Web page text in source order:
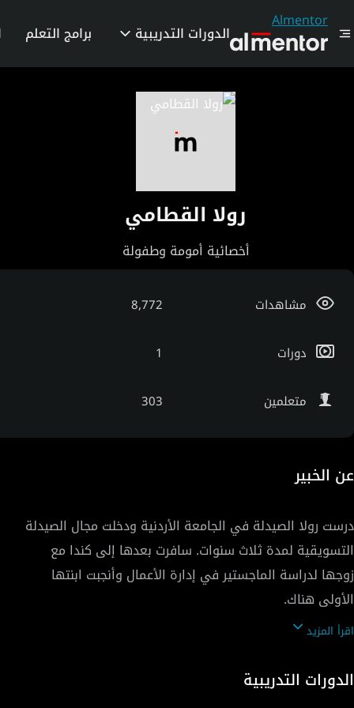
Almentor
الدورات التدريبية برامج التعلم
رولا القطامي
أخصائية أمومة وطفولة
مشاهدات 8,772
دورات 1
متعلمين 303
عن الخبير
درست رولا الصيدلة في الجامعة الأردنية ودخلت مجال الصيدلة
التسويقية لمدة ثلاث سنوات. سافرت بعدها إلى كندا مع
زوجها لدراسة الماجستير في إدارة الأعمال وأنجبت ابنتها
بعد تجربتها بالولادة والإنجاب بكندا وبعد الدعم والرعاية التي
والولادة التي مارستها هناك خلال فترة الحمل وبعد الولادة،
قررت رولا تبني هذه الفكرة وإحضارها إلى عمان، بدأت باستئجار
اقرأ المزيد
الدورات التدريبية